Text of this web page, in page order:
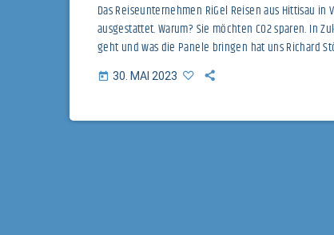
Das Reiseunternehmen RiGel Reisen aus Hittisau
ausgestattet. Warum? Sie möchten CO2 sparen. In
geht und was die Panele bringen hat uns
Reisen GmbH
today 30. MAI 2023